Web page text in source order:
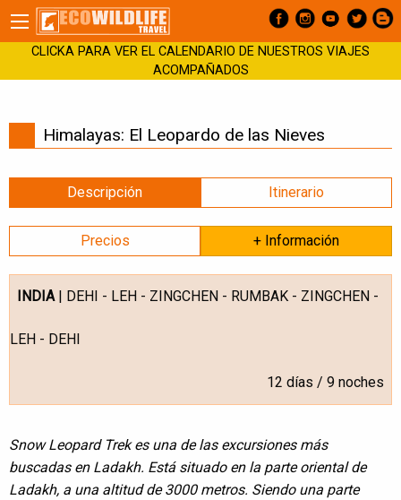
CLICKA PARA VER EL CALENDARIO DE NUESTROS VIAJES
ACOMPAÑADOS
Himalayas: El Leopardo de las Nieves
Descripción Itinerario
Precios + Información
INDIA| DEHI - LEH - ZINGCHEN - RUMBAK - ZINGCHEN -
LEH - DEHI
12 días / 9 noches
Snow Leopard Trek es una de las excursiones más
buscadas en Ladakh. Está situado en la parte oriental de
Ladakh, a una altitud de 3000 metros. Siendo una parte